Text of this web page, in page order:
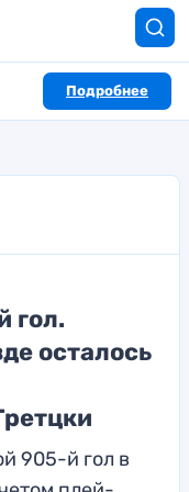
Подробнее
гол.
осталось
905-й гол в